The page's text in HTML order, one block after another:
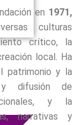
en 1971,
culturas
crítico, la
local. Ha
patrimonio y la
y difusión de
y la
narrativas y